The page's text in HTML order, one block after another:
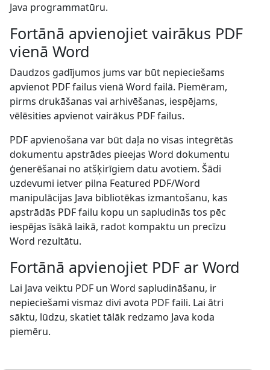
Java programmatūru.
Fortānā apvienojiet vairākus PDF
vienā Word
Daudzos gadījumos jums var būt nepieciešams
apvienot PDF failus vienā Word failā. Piemēram,
pirms drukāšanas vai arhivēšanas, iespējams,
vēlēsities apvienot vairākus PDF failus.
PDF apvienošana var būt daļa no visas integrētās
dokumentu apstrādes pieejas Word dokumentu
ģenerēšanai no atšķirīgiem datu avotiem. Šādi
uzdevumi ietver pilna Featured PDF/Word
manipulācijas Java bibliotēkas izmantošanu, kas
apstrādās PDF failu kopu un sapludinās tos pēc
iespējas īsākā laikā, radot kompaktu un precīzu
Word rezultātu.
Fortānā apvienojiet PDF ar Word
Lai Java veiktu PDF un Word sapludināšanu, ir
nepieciešami vismaz divi avota PDF faili. Lai ātri
sāktu, lūdzu, skatiet tālāk redzamo Java koda
piemēru.